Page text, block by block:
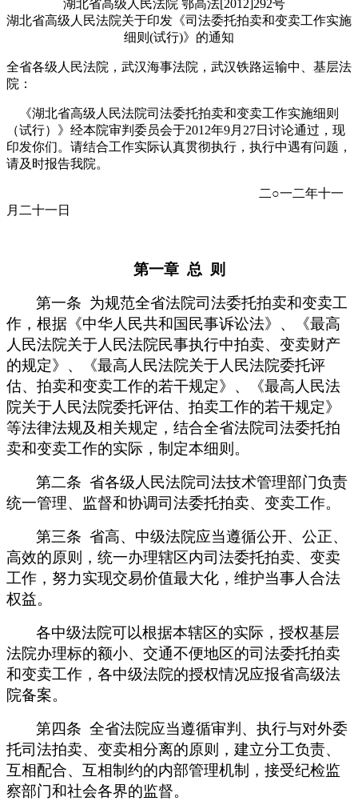
湖北省高级人民法院 鄂高法[2012]292号
湖北省高级人民法院关于印发《司法委托拍卖和变卖工作实施
细则(试行)》的通知
全省各级人民法院，武汉海事法院，武汉铁路运输中、基层法
院：
《湖北省高级人民法院司法委托拍卖和变卖工作实施细则
（试行）》经本院审判委员会于2012年9月27日讨论通过，现
印发你们。请结合工作实际认真贯彻执行，执行中遇有问题，
请及时报告我院。
二○一二年十一
月二十一日
第一章 总 则
第一条 为规范全省法院司法委托拍卖和变卖工
作，根据《中华人民共和国民事诉讼法》、《最高
人民法院关于人民法院民事执行中拍卖、变卖财产
的规定》、《最高人民法院关于人民法院委托评
估、拍卖和变卖工作的若干规定》、《最高人民法
院关于人民法院委托评估、拍卖工作的若干规定》
等法律法规及相关规定，结合全省法院司法委托拍
卖和变卖工作的实际，制定本细则。
第二条 省各级人民法院司法技术管理部门负责
统一管理、监督和协调司法委托拍卖、变卖工作。
第三条 省高、中级法院应当遵循公开、公正、
高效的原则，统一办理辖区内司法委托拍卖、变卖
工作，努力实现交易价值最大化，维护当事人合法
权益。
各中级法院可以根据本辖区的实际，授权基层
法院办理标的额小、交通不便地区的司法委托拍卖
和变卖工作，各中级法院的授权情况应报省高级法
院备案。
第四条 全省法院应当遵循审判、执行与对外委
托司法拍卖、变卖相分离的原则，建立分工负责、
互相配合、互相制约的内部管理机制，接受纪检监
察部门和社会各界的监督。